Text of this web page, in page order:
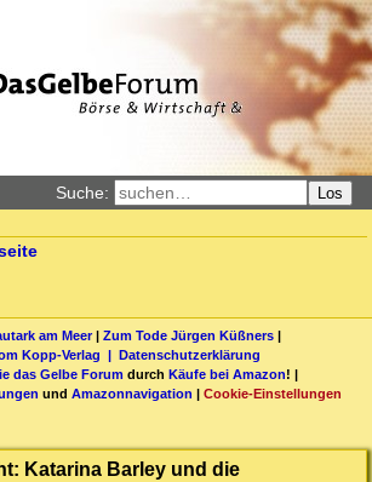
Suche: Los
am Meer| Zum Tode Jürgen Küßners |
Kopp-Verlag | Datenschutzerklärung
das Gelbe Forum durch Käufe bei Amazon! |
und Amazonnavigation | Cookie-Einstellungen
Katarina Barley und die